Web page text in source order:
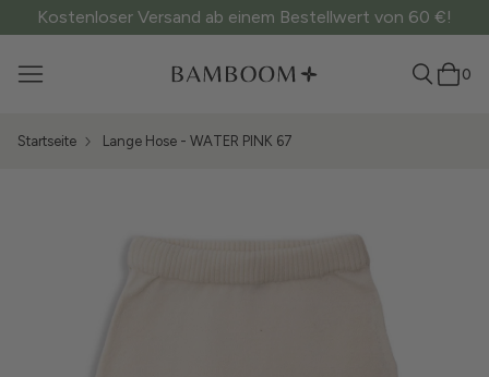
Kostenloser Versand ab einem Bestellwert von 60 €!
0
Startseite Lange Hose - WATER PINK 67